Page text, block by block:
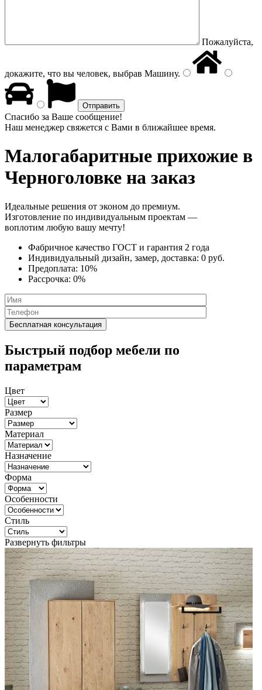
Пожалуйста,
докажите, что вы человек, выбрав Машину.
Спасибо за Ваше сообщение!
Наш менеджер свяжется с Вами в ближайшее время.
Малогабаритные прихожие в
Черноголовке на заказ
Идеальные решения от эконом до премиум.
Изготовление по индивидуальным проектам —
воплотим любую вашу мечту!
Фабричное качество ГОСТ и гарантия 2 года
Индивидуальный дизайн, замер, доставка: 0 руб.
Предоплата: 10%
Рассрочка: 0%
Быстрый подбор мебели по
параметрам
Цвет
Размер
Материал
Назначение
Форма
Особенности
Стиль
Развернуть фильтры